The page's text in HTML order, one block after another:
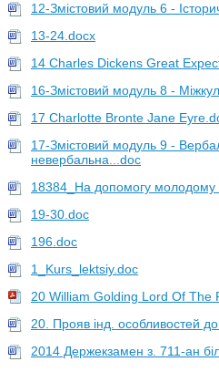
12-Змістовий модуль 6 -
13-24.docx
14 Charles Dickens Great
16-Змістовий модуль 8 -
17 Charlotte Bronte Jane
17-Змістовий модуль 9 -
невербальна...doc
18384_На допомогу молодому
19-30.doc
196.doc
1_Kurs_lektsiy.doc
20 William Golding Lord Of The
20. Прояв інд. особливостей
2014 Держекзамен з. 711-ан